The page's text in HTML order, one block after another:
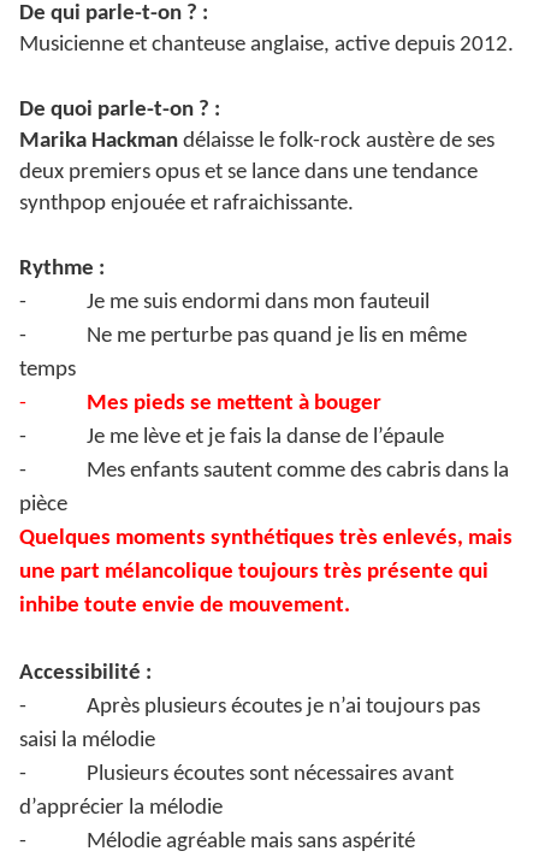
De qui parle-t-on ? :
Musicienne et chanteuse anglaise, active depuis 2012.
De quoi parle-t-on ? :
Marika Hackman délaisse le folk-rock austère de ses
deux premiers opus et se lance dans une tendance
synthpop enjouée et rafraichissante.
Rythme :
-
Je me suis endormi dans mon fauteuil
-
Ne me perturbe pas quand je lis en même
temps
-
Mes pieds se mettent à bouger
-
Je me lève et je fais la danse de l’épaule
-
Mes enfants sautent comme des cabris dans la
pièce
Quelques moments synthétiques très enlevés, mais
une part mélancolique toujours très présente qui
inhibe toute envie de mouvement.
Accessibilité :
-
Après plusieurs écoutes je n’ai toujours pas
saisi la mélodie
-
Plusieurs écoutes sont nécessaires avant
d’apprécier la mélodie
-
Mélodie agréable mais sans aspérité